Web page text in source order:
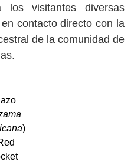
visitantes diversas
contacto directo con la
de la comunidad de
)